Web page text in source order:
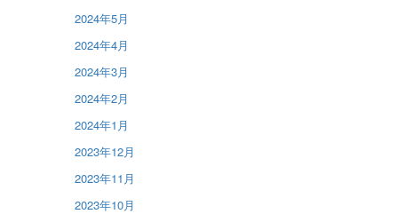
2024年5月
2024年4月
2024年3月
2024年2月
2024年1月
2023年12月
2023年11月
2023年10月